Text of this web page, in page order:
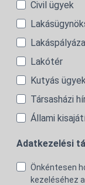
Civil ügyek
Lakótér
Kutyás
Társasházi
Állami
Adatkezelési
Önkéntesen
kezeléséhez